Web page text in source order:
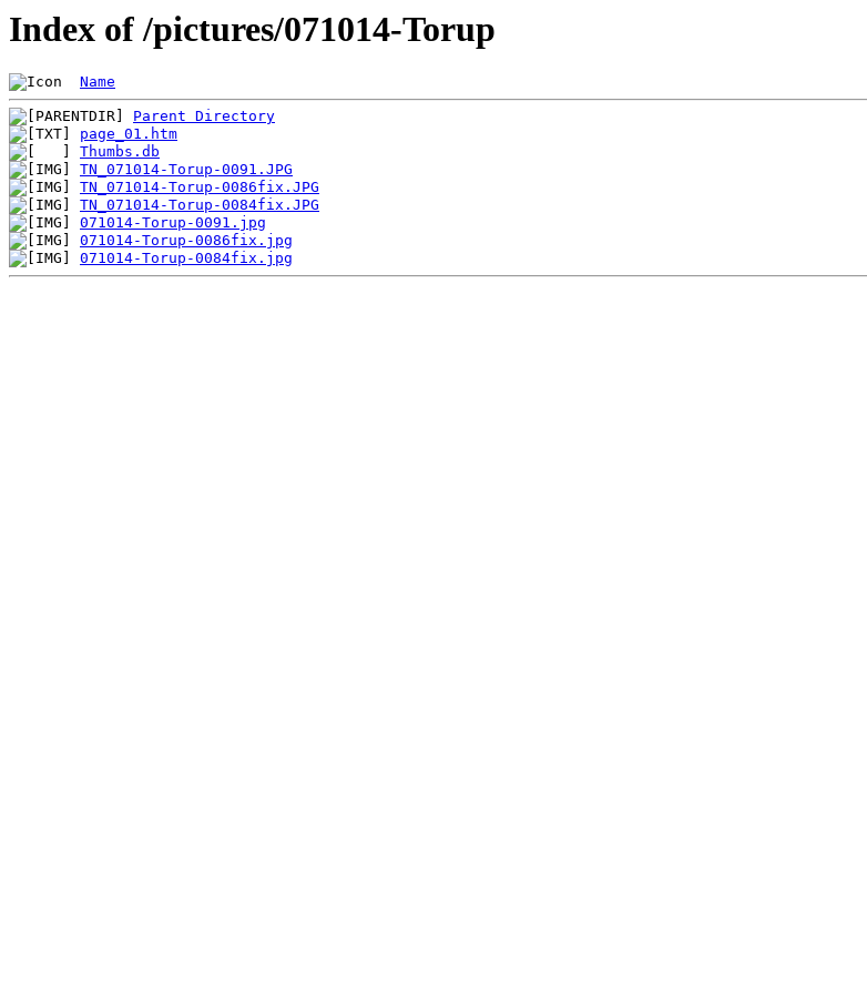
Index of /pictures/071014-Torup
Name
Parent Directory
page_01.htm
Thumbs.db
TN_071014-Torup-0091.JPG
TN_071014-Torup-0086fix.JPG
TN_071014-Torup-0084fix.JPG
071014-Torup-0091.jpg
071014-Torup-0086fix.jpg
071014-Torup-0084fix.jpg